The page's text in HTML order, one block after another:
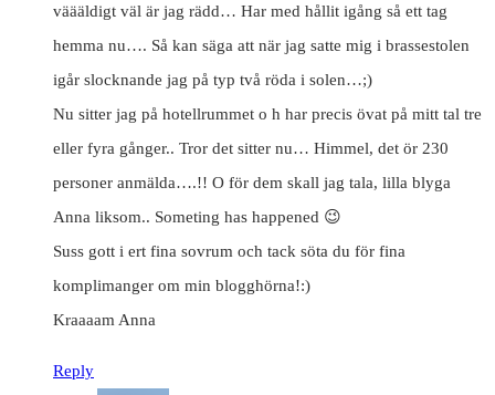
väääldigt väl är jag rädd… Har med hållit igång så ett tag
hemma nu…. Så kan säga att när jag satte mig i brassestolen
igår slocknande jag på typ två röda i solen…;)
Nu sitter jag på hotellrummet o h har precis övat på mitt tal tre
eller fyra gånger.. Tror det sitter nu… Himmel, det ör 230
personer anmälda….!! O för dem skall jag tala, lilla blyga
Anna liksom.. Someting has happened 😉
Suss gott i ert fina sovrum och tack söta du för fina
komplimanger om min blogghörna!:)
Kraaaam Anna
Reply